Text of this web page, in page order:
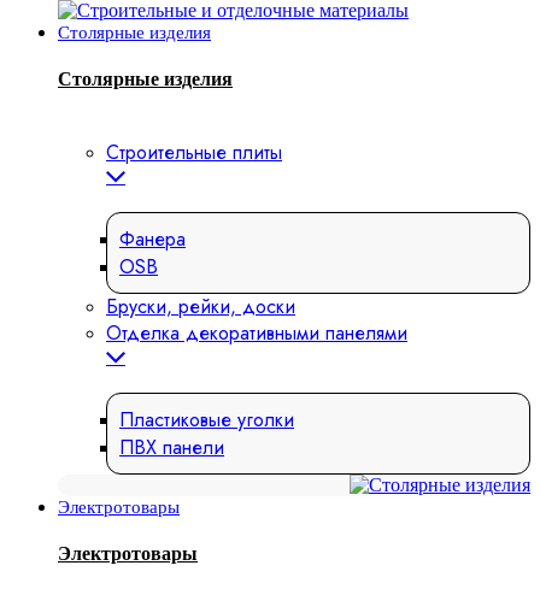
Столярные изделия
Столярные изделия
Строительные плиты
Фанера
OSB
Бруски, рейки, доски
Отделка декоративными панелями
Пластиковые уголки
ПВХ панели
Электротовары
Электротовары